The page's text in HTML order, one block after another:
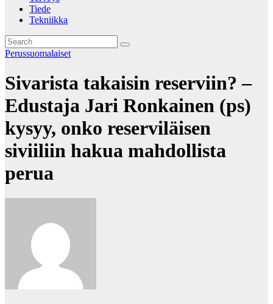
Tiede
Tekniikka
Perussuomalaiset
Sivarista takaisin reserviin? –
Edustaja Jari Ronkainen (ps)
kysyy, onko reserviläisen
siviiliin hakua mahdollista
perua